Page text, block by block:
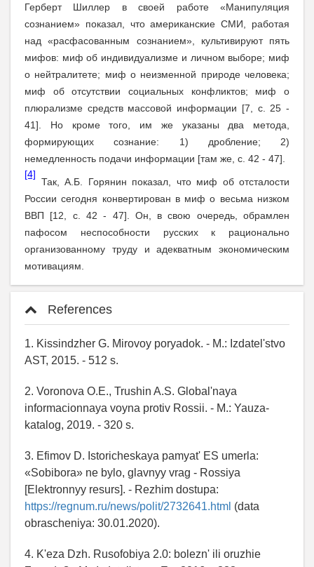
Герберт Шиллер в своей работе «Манипуляция
сознанием» показал, что американские СМИ, работая
над «расфасованным сознанием», культивируют пять
мифов: миф об индивидуализме и личном выборе; миф
о нейтралитете; миф о неизменной природе человека;
миф об отсутствии социальных конфликтов; миф о
плюрализме средств массовой информации [7, с. 25 -
41]. Но кроме того, им же указаны два метода,
формирующих сознание: 1) дробление; 2)
немедленность подачи информации [там же, с. 42 - 47].
[4]
Так, А.Б. Горянин показал, что миф об отсталости
России сегодня конвертирован в миф о весьма низком
ВВП [12, с. 42 - 47]. Он, в свою очередь, обрамлен
пафосом неспособности русских к рационально
организованному труду и адекватным экономическим
мотивациям.
References
1. Kissindzher G. Mirovoy poryadok. - M.: Izdatel'stvo
AST, 2015. - 512 s.
2. Voronova O.E., Trushin A.S. Global'naya
informacionnaya voyna protiv Rossii. - M.: Yauza-
katalog, 2019. - 320 s.
3. Efimov D. Istoricheskaya pamyat' ES umerla:
«Sobibora» ne bylo, glavnyy vrag - Rossiya
[Elektronnyy resurs]. - Rezhim dostupa:
https://regnum.ru/news/polit/2732641.html (data
obrascheniya: 30.01.2020).
4. K'eza Dzh. Rusofobiya 2.0: bolezn' ili oruzhie